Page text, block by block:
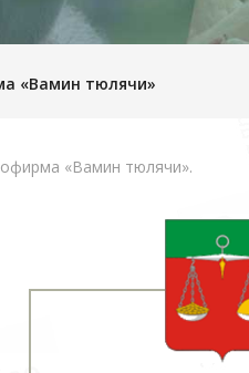
«Вамин тюлячи»
«Вамин тюлячи».